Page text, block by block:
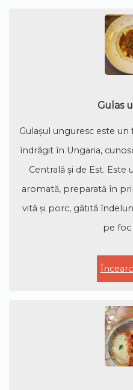
Gulas
Gulașul unguresc este
îndrăgit în Ungaria,
Centrală și de Est. Este
aromată, preparată în
vită și porc, gătită
pe foc